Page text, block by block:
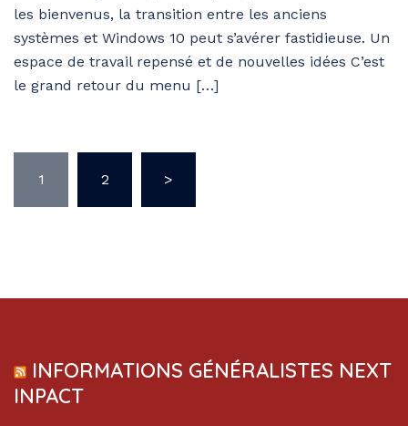
les bienvenus, la transition entre les anciens
systèmes et Windows 10 peut s’avérer fastidieuse. Un
espace de travail repensé et de nouvelles idées C’est
le grand retour du menu […]
des
publications
1 2 >
INFORMATIONS GÉNÉRALISTES NEXT
INPACT